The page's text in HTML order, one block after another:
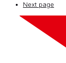
Next page